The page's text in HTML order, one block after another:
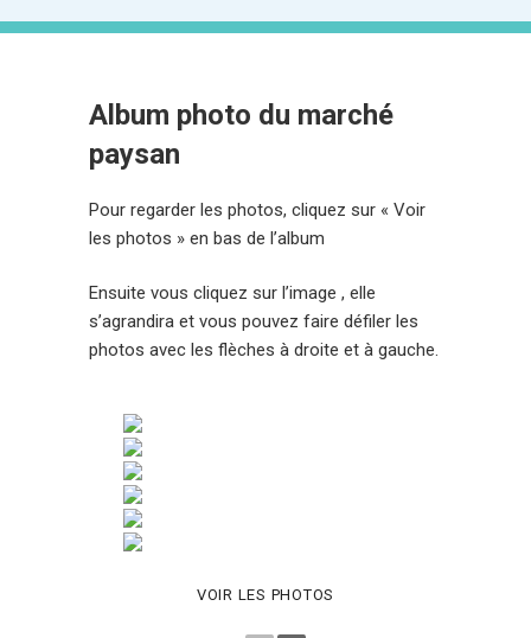
Album photo du marché
paysan
Pour regarder les photos, cliquez sur « Voir
les photos » en bas de l’album
Ensuite vous cliquez sur l’image , elle
s’agrandira et vous pouvez faire défiler les
photos avec les flèches à droite et à gauche.
VOIR LES PHOTOS